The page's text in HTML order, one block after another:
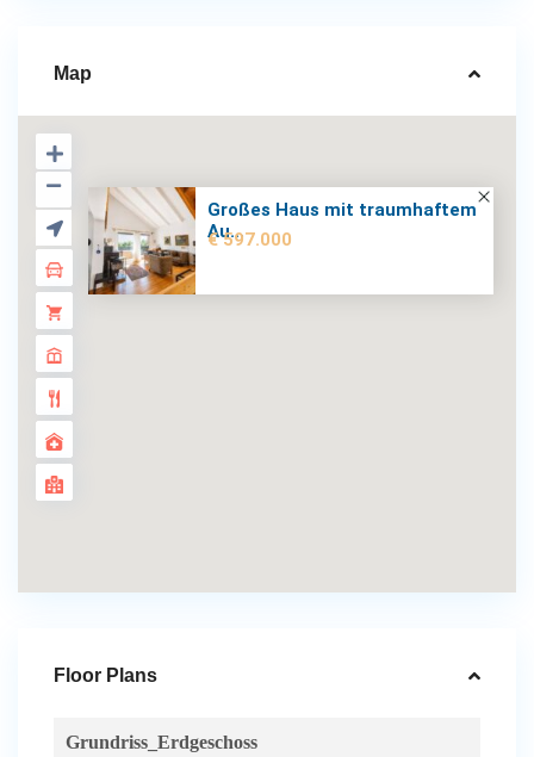
Map
Großes Haus mit traumhaftem
Au...
€ 597.000
Floor Plans
Grundriss_Erdgeschoss